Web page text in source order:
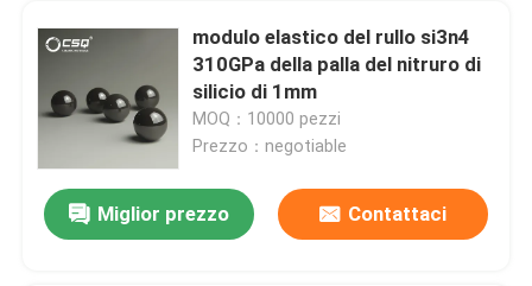
modulo elastico del rullo si3n4
310GPa della palla del nitruro di
silicio di 1mm
MOQ：10000 pezzi
Prezzo：negotiable
Miglior prezzo Contattaci